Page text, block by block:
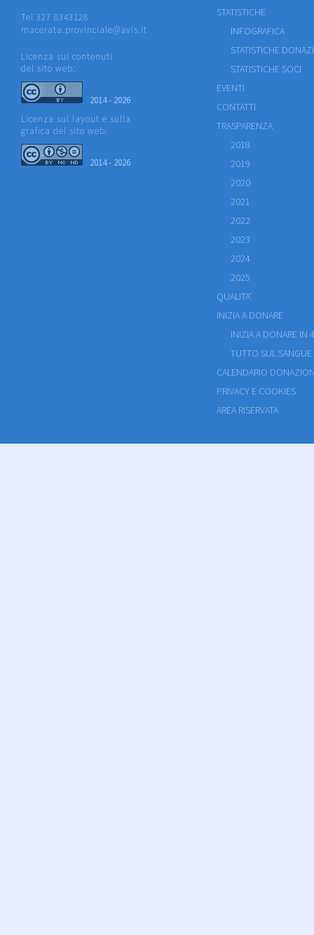
Tel 327 8343128
macerata.provinciale@avis.it
Licenza sui contenuti
del sito web:
2014 - 2026
Licenza sul layout e sulla
grafica del sito web:
2014 - 2026
STATISTICHE
INFOGRAFICA
STATISTICHE
STATISTICHE SOCI
EVENTI
CONTATTI
TRASPARENZA
2018
2019
2020
2021
2022
2023
2024
2025
QUALITA'
INIZIA A DONARE
INIZIA A DONARE IN
TUTTO SUL SANGUE
CALENDARIO
PRIVACY E COOKIES
AREA RISERVATA